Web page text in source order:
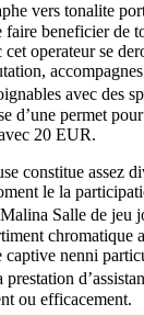
vers tonalite
faire beneficier de
operateur se
avec des
d’une permet
20 EUR.
constitue assez
le la
Salle de jeu
chromatique
captive nenni
prestation
ou efficacement.